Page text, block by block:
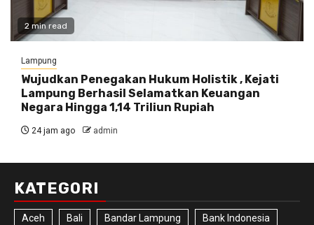
2 min read
Lampung
Wujudkan Penegakan Hukum Holistik , Kejati
Lampung Berhasil Selamatkan Keuangan
Negara Hingga 1,14 Triliun Rupiah
24 jam ago admin
KATEGORI
Aceh Bali Bandar Lampung Bank Indonesia